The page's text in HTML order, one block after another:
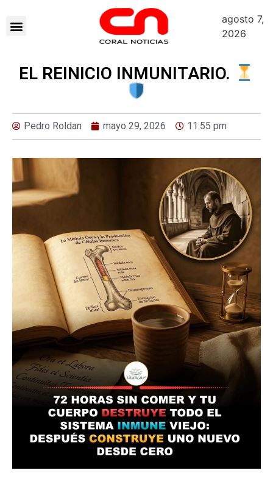
agosto 7,
2026
EL REINICIO INMUNITARIO.
Pedro Roldan mayo 29, 2026 11:55 pm